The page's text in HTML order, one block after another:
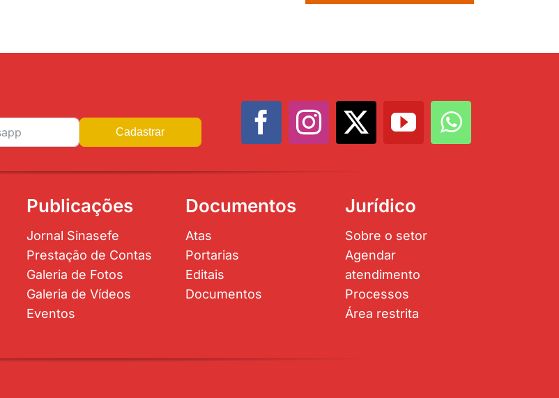
Cadastrar
Publicações
Jornal Sinasefe
Prestação de Contas
Galeria de Fotos
Galeria de Vídeos
Eventos
Documentos
Atas
Portarias
Editais
Documentos
Jurídico
Sobre o setor
Agendar
atendimento
Processos
Área restrita